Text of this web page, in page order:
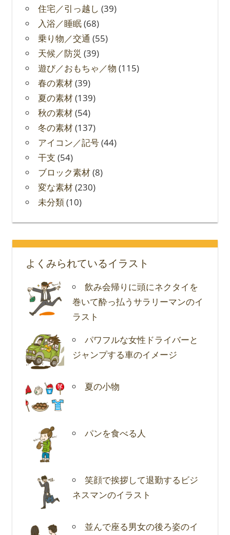
住宅／引っ越し (39)
入浴／睡眠(68)
乗り物／交通 (55)
天候／防災 (39)
遊び／おもちゃ／物 (115)
春の素材(39)
夏の素材(139)
秋の素材(54)
冬の素材(137)
アイコン／記号(44)
干支 (54)
ブロック素材(8)
変な素材(230)
未分類(10)
よくみられているイラスト
飲み会帰りに頭にネクタイを
巻いて酔っ払うサラリーマンのイ
ラスト
パワフルな女性ドライバーと
ジャンプする車のイメージ
夏の小物
パンを食べる人
笑顔で挨拶して退勤するビジ
ネスマンのイラスト
並んで座る男女の後ろ姿のイ